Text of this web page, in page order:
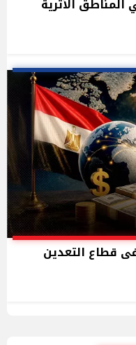
قطاع التعدين